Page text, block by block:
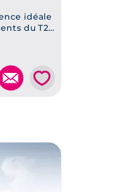
idéale
du T2
Vache
💗